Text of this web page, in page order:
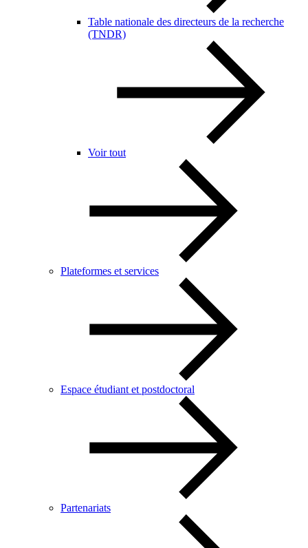
Table nationale des directeurs de la recherche
(TNDR)
Voir tout
Plateformes et services
Espace étudiant et postdoctoral
Partenariats